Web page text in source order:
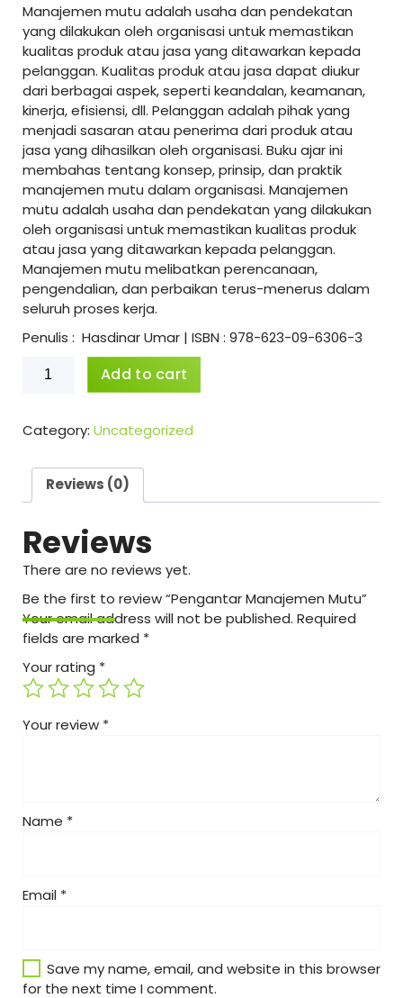
Manajemen mutu adalah usaha dan pendekatan
yang dilakukan oleh organisasi untuk memastikan
kualitas produk atau jasa yang ditawarkan kepada
pelanggan. Kualitas produk atau jasa dapat diukur
dari berbagai aspek, seperti keandalan, keamanan,
kinerja, efisiensi, dll. Pelanggan adalah pihak yang
menjadi sasaran atau penerima dari produk atau
jasa yang dihasilkan oleh organisasi. Buku ajar ini
membahas tentang konsep, prinsip, dan praktik
manajemen mutu dalam organisasi. Manajemen
mutu adalah usaha dan pendekatan yang dilakukan
oleh organisasi untuk memastikan kualitas produk
atau jasa yang ditawarkan kepada pelanggan.
Manajemen mutu melibatkan perencanaan,
pengendalian, dan perbaikan terus-menerus dalam
seluruh proses kerja.
Penulis : Hasdinar Umar | ISBN : 978-623-09-6306-3
Pengantar
Manajemen
quantity
Add to cart
Category: Uncategorized
Reviews (0)
Reviews
There are no reviews yet.
Be the first to review “Pengantar Manajemen Mutu”
Your email address will not be published. Required
fields are marked *
Your rating *
Your review *
Name *
Email *
Save my name, email, and website in this browser
for the next time I comment.